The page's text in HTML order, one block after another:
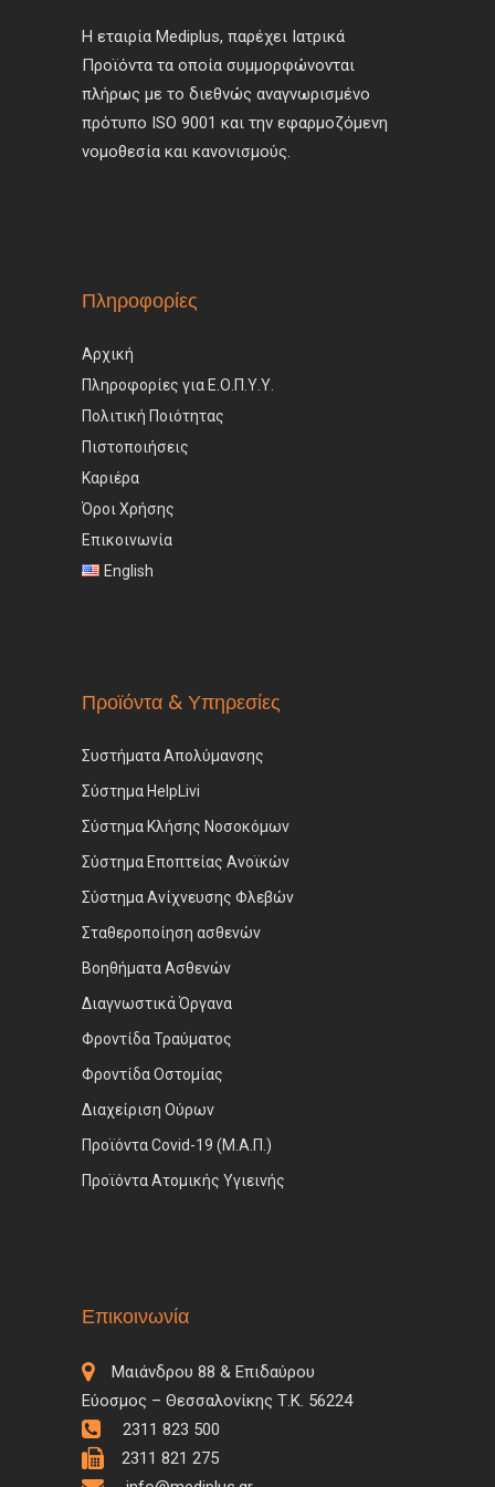
Η εταιρία Mediplus, παρέχει Ιατρικά
Προϊόντα τα οποία συμμορφώνονται
πλήρως με το διεθνώς αναγνωρισμένο
πρότυπο ISO 9001 και την εφαρμοζόμενη
νομοθεσία και κανονισμούς.
Πληροφορίες
Αρχική
Πληροφορίες για Ε.Ο.Π.Υ.Υ.
Πολιτική Ποιότητας
Πιστοποιήσεις
Καριέρα
Όροι Χρήσης
Επικοινωνία
English
Προϊόντα & Υπηρεσίες
Συστήματα Απολύμανσης
Σύστημα HelpLivi
Σύστημα Κλήσης Νοσοκόμων
Σύστημα Εποπτείας Ανοϊκών
Σύστημα Ανίχνευσης Φλεβών
Σταθεροποίηση ασθενών
Βοηθήματα Ασθενών
Διαγνωστικά Όργανα
Φροντίδα Τραύματος
Φροντίδα Οστομίας
Διαχείριση Ούρων
Προϊόντα Covid-19 (Μ.Α.Π.)
Προϊόντα Ατομικής Υγιεινής
Επικοινωνία
Μαιάνδρου 88 & Επιδαύρου
Εύοσμος – Θεσσαλονίκης Τ.Κ. 56224
2311 823 500
2311 821 275